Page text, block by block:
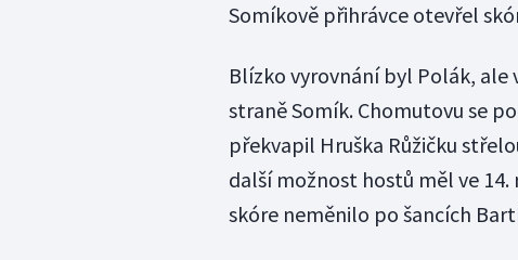
Somíkově přihrávce otevřel
Blízko vyrovnání byl Polák, ale
straně Somík. Chomutovu se
překvapil Hruška Růžičku
další možnost hostů měl ve 14.
skóre neměnilo po šancích